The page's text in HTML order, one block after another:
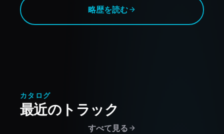
略歴を読む
カタログ
最近のトラック
すべて見る